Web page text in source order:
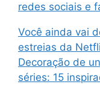
redes sociais e
Você ainda vai
estreias da
Decoração de
séries: 15